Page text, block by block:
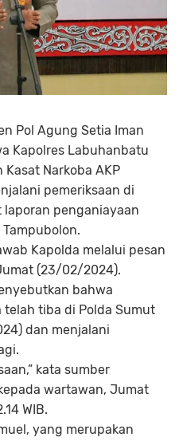
Pol Agung Setia Iman
Kapolres Labuhanbatu
Narkoba AKP
pemeriksaan di
laporan penganiayaan
Kapolda melalui pesan
(23/02/2024).
bahwa
telah tiba di Polda Sumut
dan menjalani
kata sumber
wartawan, Jumat
WIB.
yang merupakan